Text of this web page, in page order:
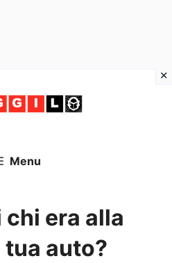
Menu
era alla
auto?